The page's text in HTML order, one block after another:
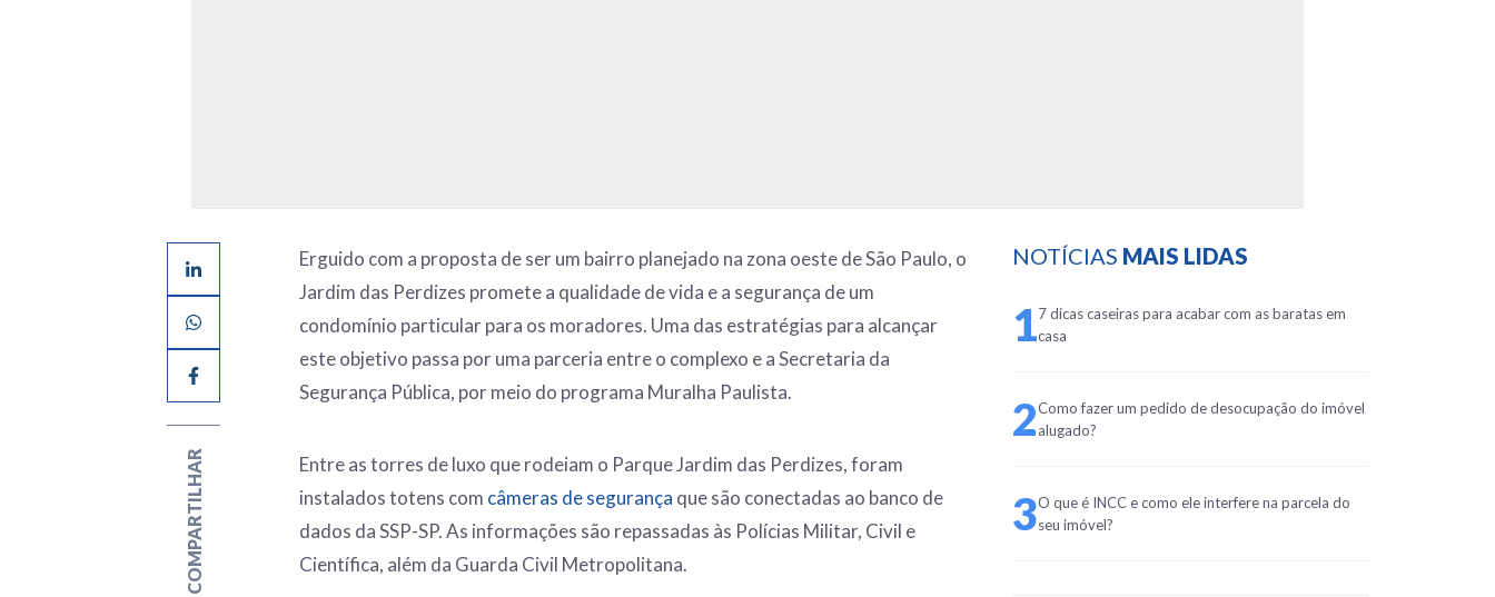
COMPARTILHAR
Erguido com a proposta de ser um bairro planejado na zona oeste de São Paulo, o
Jardim das Perdizes promete a qualidade de vida e a segurança de um
condomínio particular para os moradores. Uma das estratégias para alcançar
este objetivo passa por uma parceria entre o complexo e a Secretaria da
Segurança Pública, por meio do programa Muralha Paulista.
Entre as torres de luxo que rodeiam o Parque Jardim das Perdizes, foram
instalados totens com câmeras de segurança que são conectadas ao banco de
dados da SSP-SP. As informações são repassadas às Polícias Militar, Civil e
Científica, além da Guarda Civil Metropolitana.
NOTÍCIAS MAIS LIDAS
17 dicas caseiras para acabar com as baratas em
casa
2Como fazer um pedido de desocupação do imóvel
alugado?
3O que é INCC e como ele interfere na parcela do
seu imóvel?